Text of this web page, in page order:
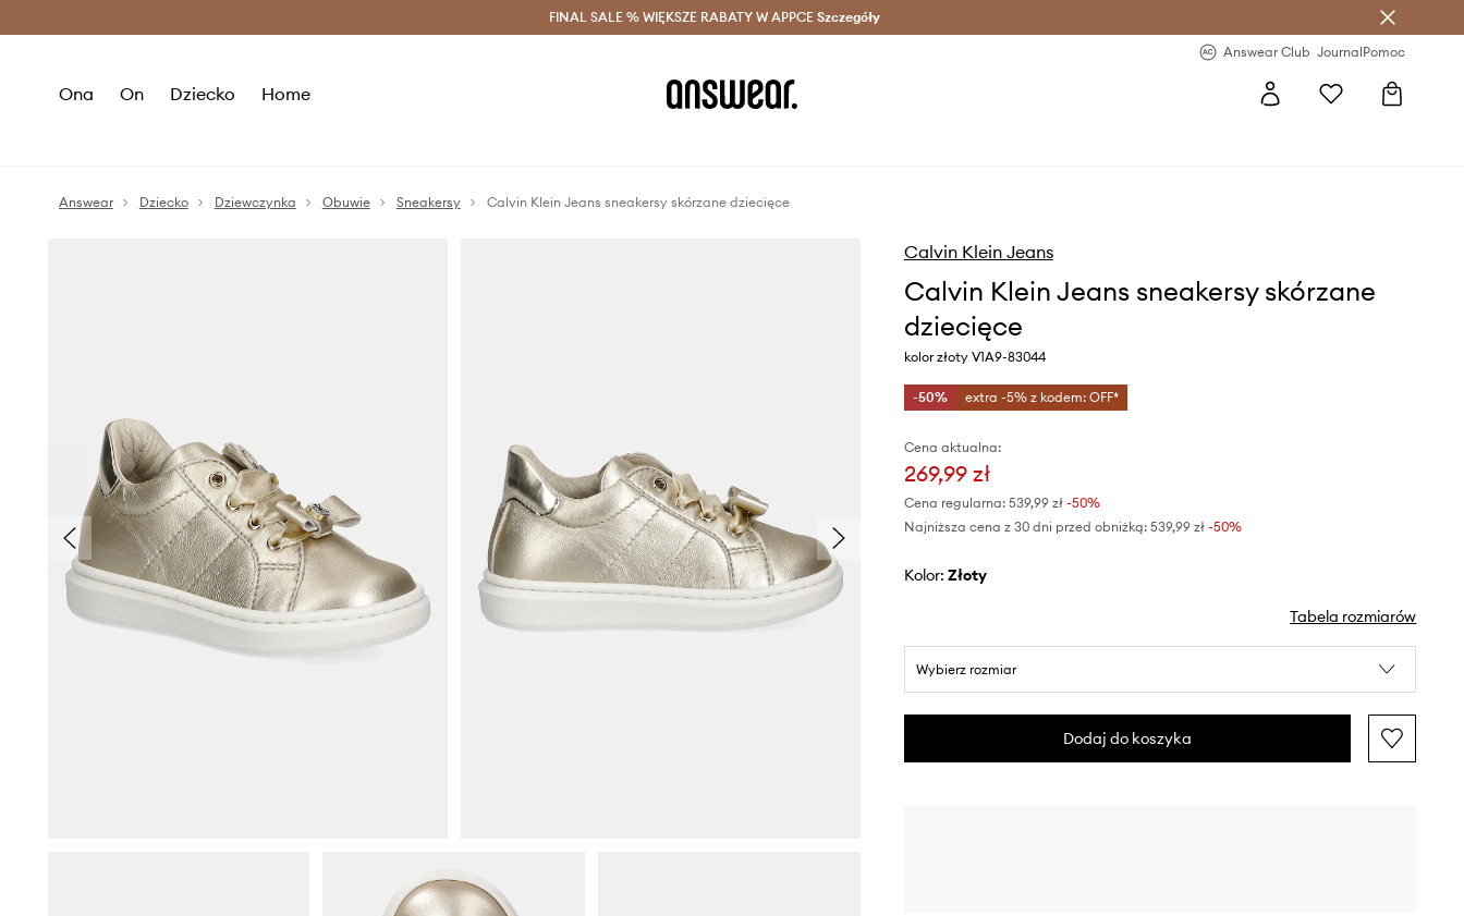
Oszczędzaj z Answear Club > Dostawa nawet w 24h >
FINAL SALE % WIĘKSZE RABATY W APPCE Szczegóły
Answear Club JournalPomoc
Ona On Dziecko Home
Answear Dziecko Dziewczynka Obuwie Sneakersy Calvin Klein Jeans sneakersy skórzane dziecięce
Calvin Klein Jeans
Calvin Klein Jeans sneakersy skórzane
dziecięce
kolor złoty V1A9-83044
-50% extra -5% z kodem: OFF*
Cena aktualna:
269,99 zł
Cena regularna: 539,99 zł-50%
Najniższa cena z 30 dni przed obniżką: 539,99 zł -50%
Kolor: złoty
Tabela rozmiarów
Wybierz rozmiar
Dodaj do koszyka